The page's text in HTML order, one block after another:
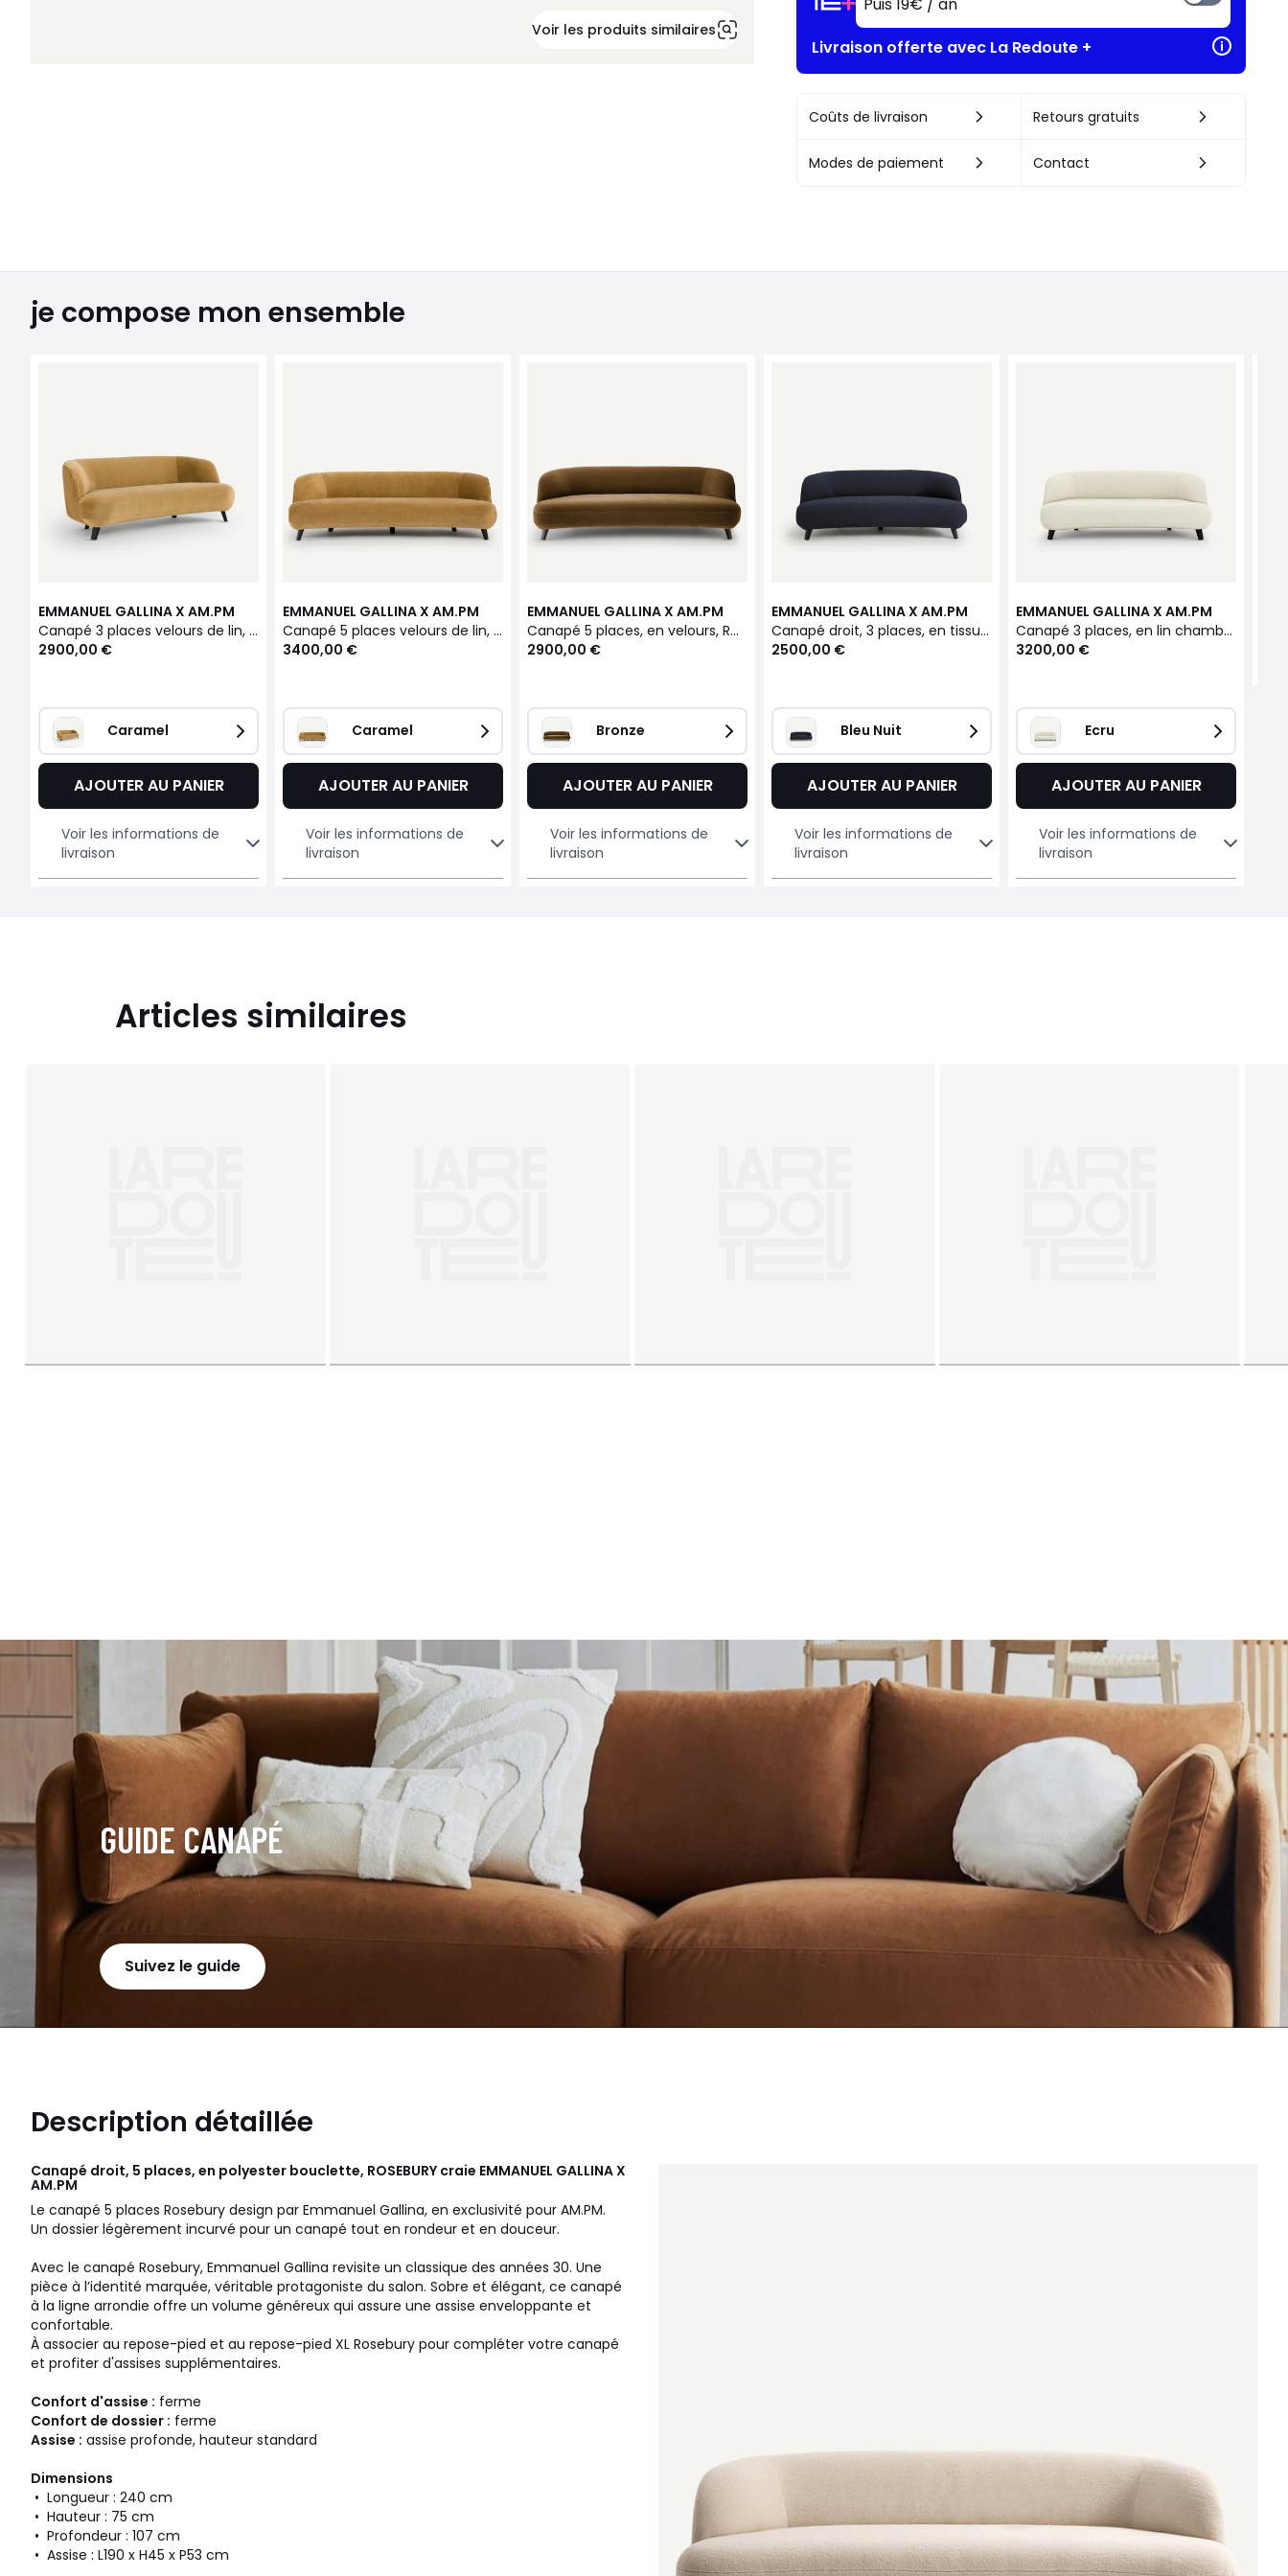
Voir les produits similaires
Puis 19€ / an
Livraison offerte avec La Redoute +
Coûts de livraison Retours gratuits
Modes de paiement Contact
je compose mon ensemble
EMMANUEL GALLINA X AM.PM
Canapé 3 places velours de lin, ROSEBURY
2900,00 €
Caramel
AJOUTER AU PANIER
Voir les informations de
livraison
EMMANUEL GALLINA X AM.PM
Canapé 5 places velours de lin, ROSEBURY
3400,00 €
Caramel
AJOUTER AU PANIER
Voir les informations de
livraison
EMMANUEL GALLINA X AM.PM
Canapé 5 places, en velours, ROSEBURY
2900,00 €
Bronze
AJOUTER AU PANIER
Voir les informations de
livraison
EMMANUEL GALLINA X AM.PM
Canapé droit, 3 places, en tissu effet bouclette ROSEBURY
2500,00 €
Bleu Nuit
AJOUTER AU PANIER
Voir les informations de
livraison
EMMANUEL GALLINA X AM.PM
Canapé 3 places, en lin chambray, ROSEBURY
3200,00 €
Ecru
AJOUTER AU PANIER
Voir les informations de
livraison
Articles similaires
GUIDE CANAPÉ
Suivez le guide
Description détaillée
Canapé droit, 5 places, en polyester bouclette, ROSEBURY craie EMMANUEL GALLINA X
AM.PM
Le canapé 5 places Rosebury design par Emmanuel Gallina, en exclusivité pour AM.PM.
Un dossier légèrement incurvé pour un canapé tout en rondeur et en douceur.
Avec le canapé Rosebury, Emmanuel Gallina revisite un classique des années 30. Une
pièce à l’identité marquée, véritable protagoniste du salon. Sobre et élégant, ce canapé
à la ligne arrondie offre un volume généreux qui assure une assise enveloppante et
confortable.
À associer au repose-pied et au repose-pied XL Rosebury pour compléter votre canapé
et profiter d'assises supplémentaires.
Confort d'assise : ferme
Confort de dossier : ferme
Assise : assise profonde, hauteur standard
Dimensions
• Longueur : 240 cm
• Hauteur : 75 cm
• Profondeur : 107 cm
• Assise : L190 x H45 x P53 cm